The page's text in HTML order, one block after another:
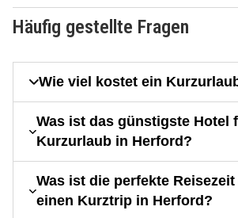
Häufig gestellte Fragen
Wie viel kostet ein
Was ist das günstigste Hotel
Kurzurlaub in Herford?
Was ist die perfekte
einen Kurztrip in Herford?